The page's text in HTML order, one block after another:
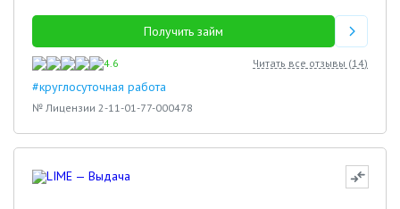
Получить займ
4.6 Читать все отзывы (14)
#круглосуточная работа
№ Лицензии 2-11-01-77-000478